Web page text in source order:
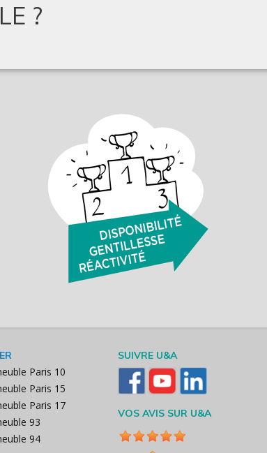
?
Paris 10
Paris 15
Paris 17
93
94
SUIVRE U&A
VOS AVIS SUR U&A